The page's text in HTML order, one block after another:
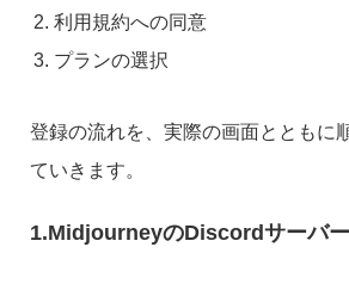
利用規約への同意
プランの選択
登録の流れを、実際の画面とともに
ていきます。
1.MidjourneyのDiscordサーバ